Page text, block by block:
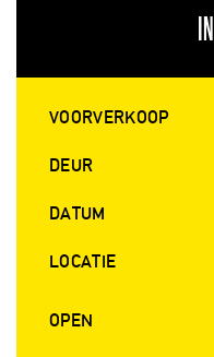
VOORVERKOOP
DEUR
DATUM
LOCATIE
OPEN